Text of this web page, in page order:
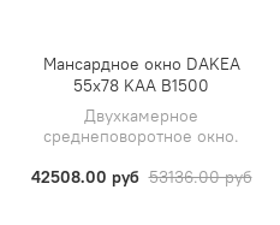
Мансардное окно DAKEA
55х78 KAA B1500
Двухкамерное
среднеповоротное окно.
42508.00 руб 53136.00 руб